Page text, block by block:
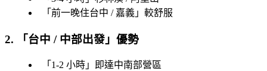
「 前一晚住台中 / 嘉義 」較舒服
2. 「台中 / 中部出發 」優勢
「 1-2 小時 」即達中南部營區